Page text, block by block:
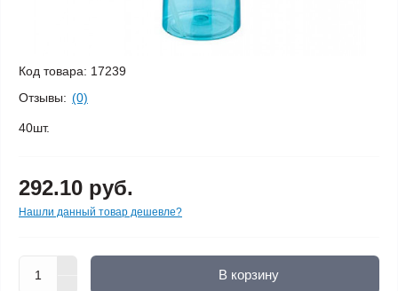
Код товара: 17239
Отзывы: (0)
40шт.
292.10 руб.
Нашли данный товар дешевле?
В корзину